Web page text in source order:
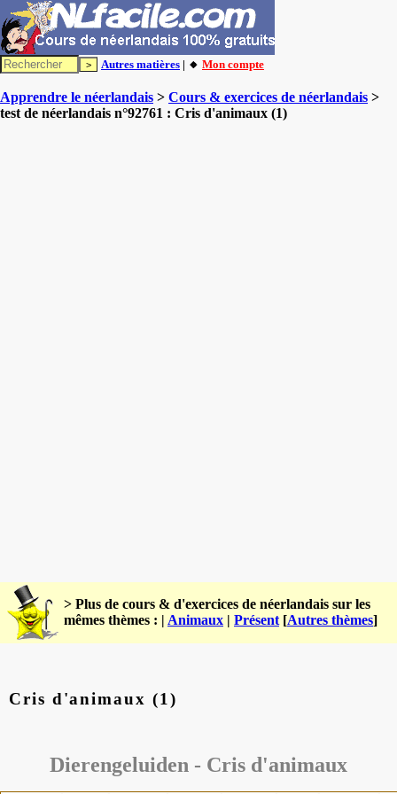
Autres matières | 🔸 Mon compte
Apprendre le néerlandais > Cours & exercices de néerlandais >
test de néerlandais n°92761 : Cris d'animaux (1)
> Plus de cours & d'exercices de néerlandais sur les
mêmes thèmes : | Animaux | Présent [Autres thèmes]
Cris d'animaux (1)
Dierengeluiden - Cris d'animaux